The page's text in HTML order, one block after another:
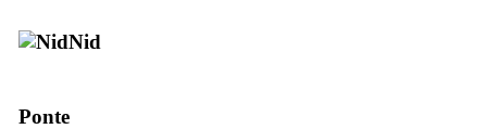
Nid
Ponte